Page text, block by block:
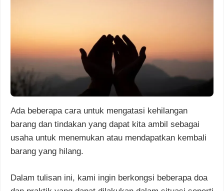
Ada beberapa cara untuk mengatasi kehilangan
barang dan tindakan yang dapat kita ambil sebagai
usaha untuk menemukan atau mendapatkan kembali
barang yang hilang.
Dalam tulisan ini, kami ingin berkongsi beberapa doa